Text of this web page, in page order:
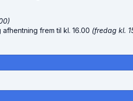
frem til kl. 16.00 (fredag kl.